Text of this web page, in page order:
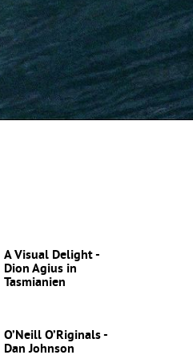
A Visual Delight -
Dion Agius in
Tasmianien
O’Neill O’Riginals -
Dan Johnson